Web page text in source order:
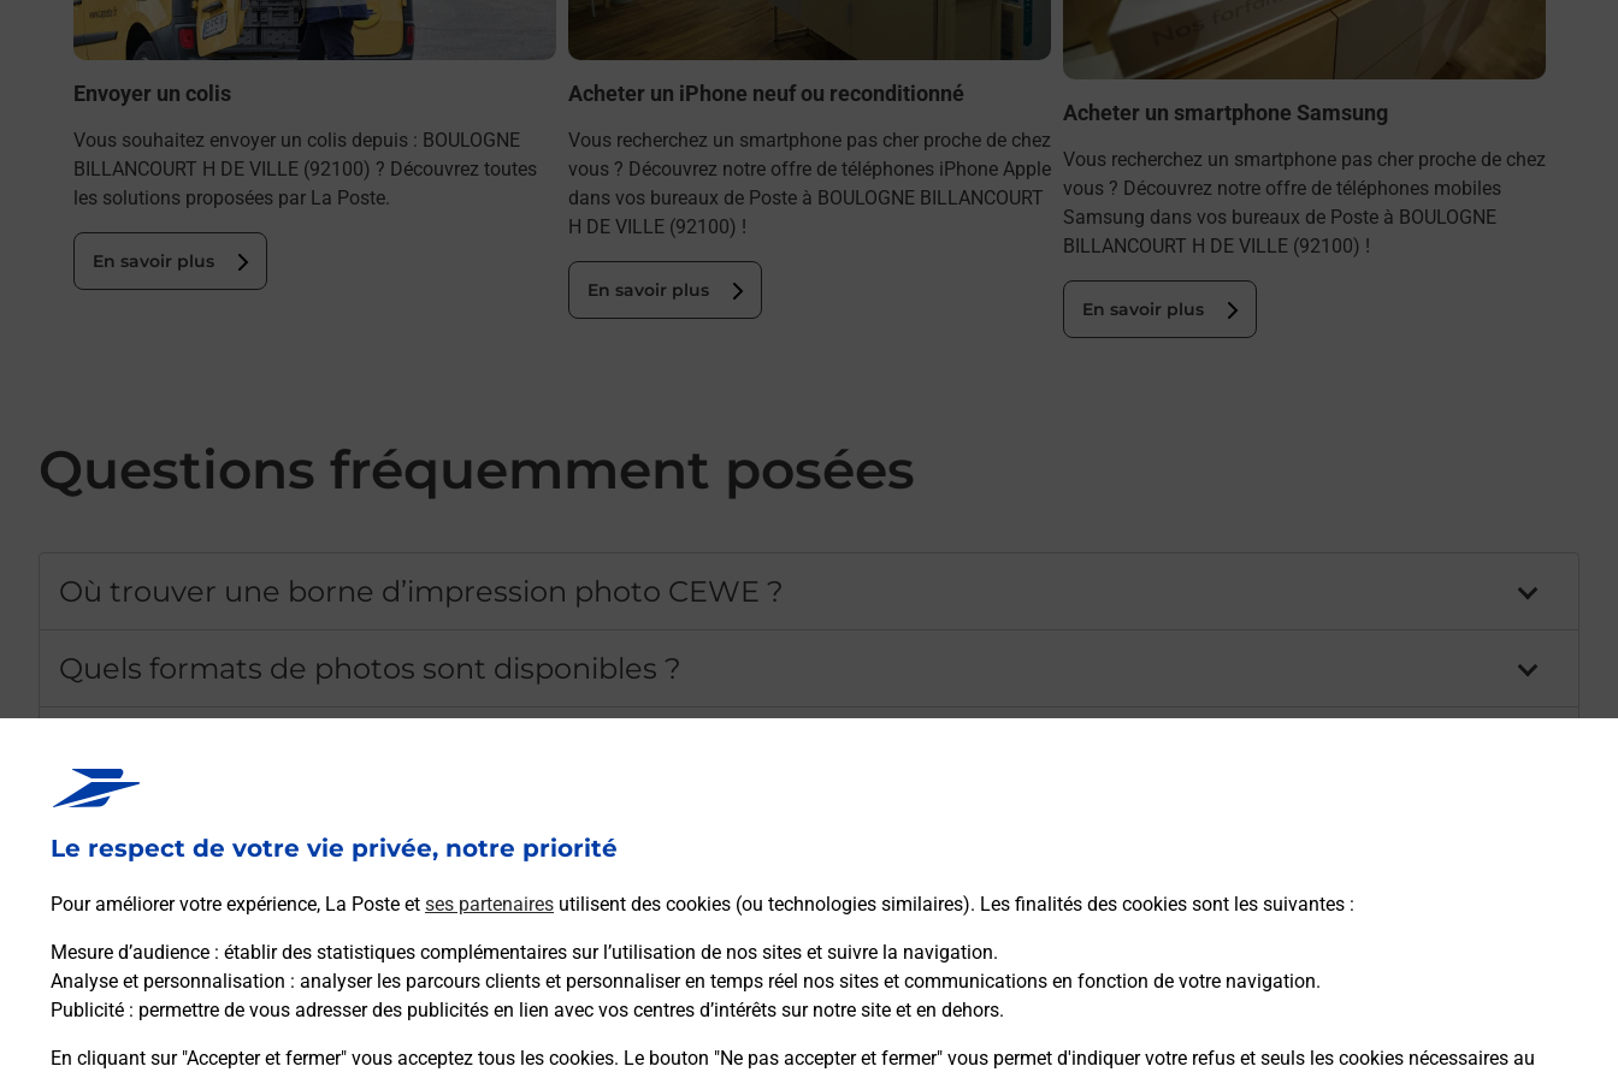
Le respect de votre vie privée, notre priorité
Pour améliorer votre expérience, La Poste et ses partenaires utilisent des cookies (ou technologies similaires). Les finalités des cookies sont les suivantes :
Mesure d’audience : établir des statistiques complémentaires sur l’utilisation de nos sites et suivre la navigation.
Analyse et personnalisation : analyser les parcours clients et personnaliser en temps réel nos sites et communications en fonction de votre navigation.
Publicité : permettre de vous adresser des publicités en lien avec vos centres d’intérêts sur notre site et en dehors.
En cliquant sur "Accepter et fermer" vous acceptez tous les cookies. Le bouton "Ne pas accepter et fermer" vous permet d'indiquer votre refus et seuls les cookies nécessaires au
Envoyer un colis
Vous souhaitez envoyer un colis depuis : BOULOGNE
BILLANCOURT H DE VILLE (92100) ? Découvrez toutes
les solutions proposées par La Poste.
En savoir plus
Acheter un iPhone neuf ou reconditionné
Vous recherchez un smartphone pas cher proche de chez
vous ? Découvrez notre offre de téléphones iPhone Apple
dans vos bureaux de Poste à BOULOGNE BILLANCOURT
H DE VILLE (92100) !
En savoir plus
Acheter un smartphone Samsung
Vous recherchez un smartphone pas cher proche de chez
vous ? Découvrez notre offre de téléphones mobiles
Samsung dans vos bureaux de Poste à BOULOGNE
BILLANCOURT H DE VILLE (92100) !
En savoir plus
Questions fréquemment posées
Où trouver une borne d’impression photo CEWE ?
Quels formats de photos sont disponibles ?
Pourquoi imprimer des photos depuis un bureau de Poste ?
Comment utiliser la borne photo CEWE ?
Quels sont les avantages des bornes de tirage photo CEWE ?